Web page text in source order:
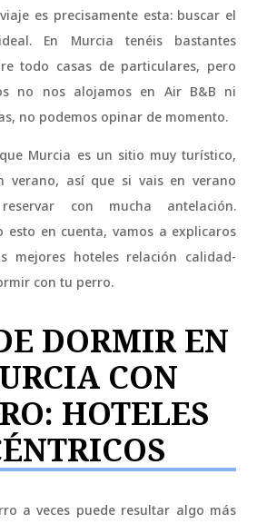
es precisamente esta: buscar el
En Murcia tenéis bastantes
todo casas de particulares, pero
no nos alojamos en Air B&B ni
no podemos opinar de momento.
Murcia es un sitio muy turístico,
verano, así que si vais en verano
con mucha antelación.
esto en cuenta, vamos a explicaros
mejores hoteles relación calidad-
con tu perro.
DORMIR EN
CON
HOTELES
a veces puede resultar algo más